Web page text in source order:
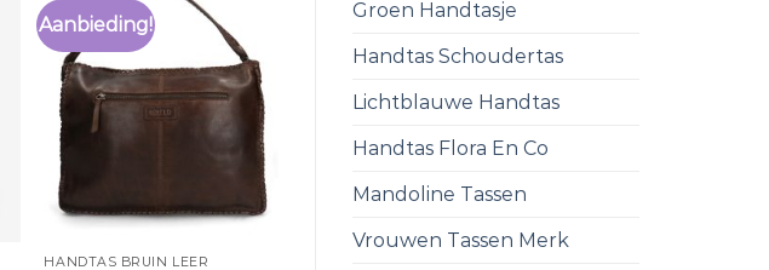
Groen Handtasje
Handtas Schoudertas
Lichtblauwe Handtas
Handtas Flora En Co
Mandoline Tassen
Vrouwen Tassen Merk
Aanbieding!
HANDTAS BRUIN LEER